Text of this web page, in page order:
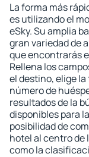
La forma más
es utilizando el
eSky. Su amplia
gran variedad de
que encontrarás
Rellena los
el destino, elige
número de
resultados de la
disponibles para
posibilidad de
hotel al centro de
como la